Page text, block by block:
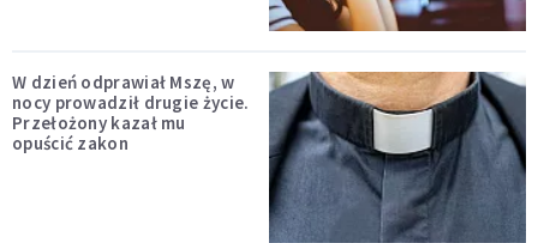
W dzień odprawiał Mszę, w
nocy prowadził drugie życie.
Przełożony kazał mu
opuścić zakon